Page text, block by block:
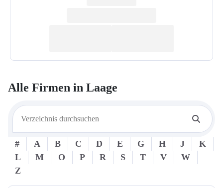
Alle Firmen in Laage
# A B C D E G H J
K
L
M O P R S T V
W
Z